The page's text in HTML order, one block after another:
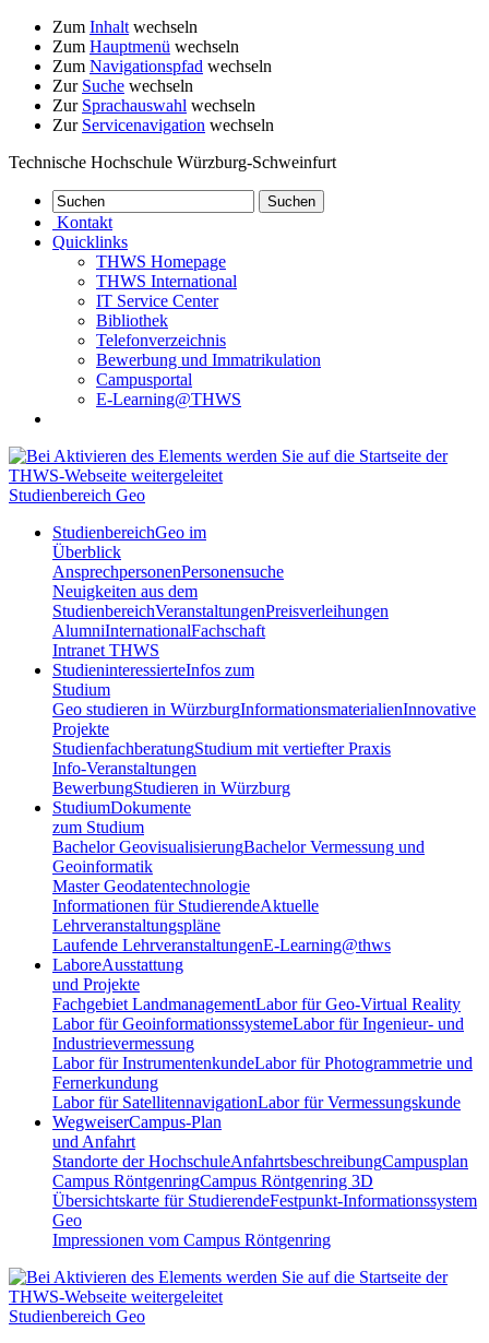
Zum Inhalt wechseln
Zum Hauptmenü wechseln
Zum Navigationspfad wechseln
Zur Suche wechseln
Zur Sprachauswahl wechseln
Zur Servicenavigation wechseln
Technische Hochschule Würzburg-Schweinfurt
Kontakt
Quicklinks
THWS Homepage
THWS International
IT Service Center
Bibliothek
Telefonverzeichnis
Bewerbung und Immatrikulation
Campusportal
E-Learning@THWS
Studienbereich Geo
StudienbereichGeo im
Überblick
AnsprechpersonenPersonensuche
Neuigkeiten aus dem
StudienbereichVeranstaltungenPreisverleihungen
AlumniInternationalFachschaft
Intranet THWS
StudieninteressierteInfos zum
Studium
Geo studieren in WürzburgInformationsmaterialienInnovative
Projekte
StudienfachberatungStudium mit vertiefter Praxis
Info-Veranstaltungen
BewerbungStudieren in Würzburg
StudiumDokumente
zum Studium
Bachelor GeovisualisierungBachelor Vermessung und
Geoinformatik
Master Geodatentechnologie
Informationen für StudierendeAktuelle
Lehrveranstaltungspläne
Laufende LehrveranstaltungenE-Learning@thws
LaboreAusstattung
und Projekte
Fachgebiet LandmanagementLabor für Geo-Virtual Reality
Labor für GeoinformationssystemeLabor für Ingenieur- und
Industrievermessung
Labor für InstrumentenkundeLabor für Photogrammetrie und
Fernerkundung
Labor für SatellitennavigationLabor für Vermessungskunde
WegweiserCampus-Plan
und Anfahrt
Standorte der HochschuleAnfahrtsbeschreibungCampusplan
Campus RöntgenringCampus Röntgenring 3D
Übersichtskarte für StudierendeFestpunkt-Informationssystem
Geo
Impressionen vom Campus Röntgenring
Studienbereich Geo